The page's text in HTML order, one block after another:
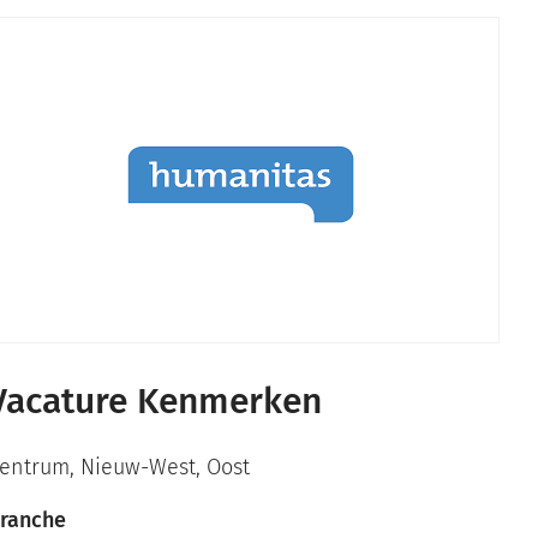
Kenmerken
, Nieuw-West, Oost